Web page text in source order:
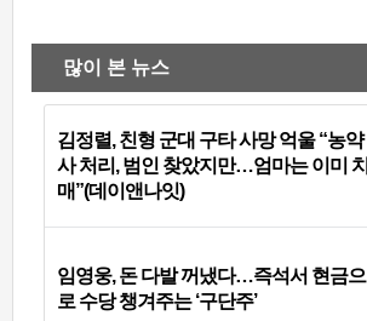
많이 본 뉴스
김정렬, 친형 군대 구타 사망 억울 “농약
사 처리, 범인 찾았지만…엄마는 이미 치
매”(데이앤나잇)
임영웅, 돈 다발 꺼냈다…즉석서 현금으
로 수당 챙겨주는 ‘구단주’